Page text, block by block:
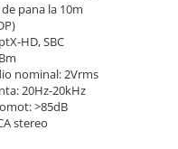
pana la 10m
HD, SBC
nominal: 2Vrms
20Hz-20kHz
>85dB
stereo